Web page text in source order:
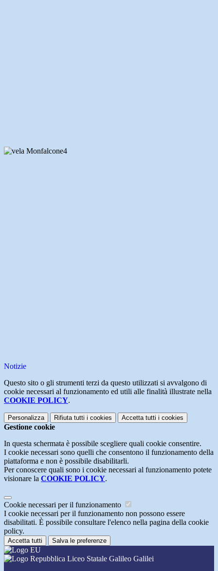
Notizie
Questo sito o gli strumenti terzi da questo utilizzati si avvalgono di
cookie necessari al funzionamento ed utili alle finalità illustrate nella
COOKIE POLICY.
Personalizza Rifiuta tutti i cookies Accetta tutti i cookies
Gestione cookie
In questa schermata è possibile scegliere quali cookie consentire.
I cookie necessari sono quelli che consentono il funzionamento della
piattaforma e non è possibile disabilitarli.
Per conoscere quali sono i cookie necessari al funzionamento potete
visionare la COOKIE POLICY.
Cookie necessari per il funzionamento
I cookie necessari per il funzionamento non possono essere
disabilitati. È possibile consultare l'elenco nella pagina della cookie
policy.
Accetta tutti Salva le preferenze
Liceo Statale Galileo Galilei